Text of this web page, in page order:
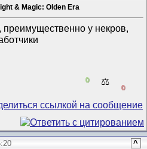
& Magic: Olden Era
преимущественно у некров,
0 ⚖️
0
^